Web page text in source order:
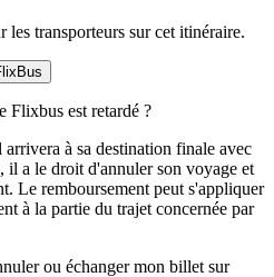
transporteurs sur cet itinéraire.
Flixbus est retardé ?
à sa destination finale avec
il a le droit d'annuler son voyage et
Le remboursement peut s'appliquer
à la partie du trajet concernée par
ou échanger mon billet sur